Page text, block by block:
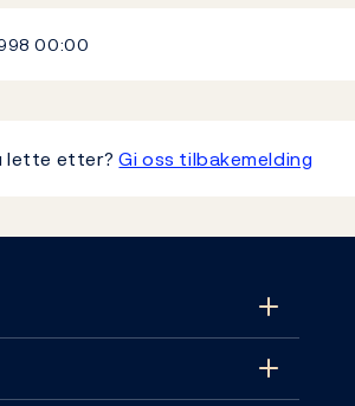
00:00
lette etter?Gi oss tilbakemelding